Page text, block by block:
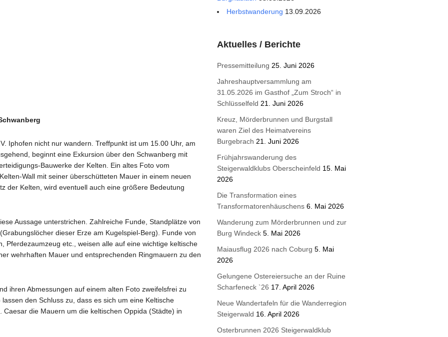
Iphofen nicht nur wandern. Treffpunkt ist um 15.00 Uhr, am
beginnt eine Exkursion über den Schwanberg mit
Bauwerke der Kelten. Ein altes Foto vom
Wall mit seiner überschütteten Mauer in einem neuen
der Kelten, wird eventuell auch eine größere Bedeutung
Aussage unterstrichen. Zahlreiche Funde, Standplätze von
dieser Erze am Kugelspiel-Berg). Funde von
Pferdezaumzeug etc., weisen alle auf eine wichtige keltische
wehrhaften Mauer und entsprechenden Ringmauern zu den
ihren Abmessungen auf einem alten Foto zweifelsfrei zu
den Schluss zu, dass es sich um eine Keltische
die Mauern um die keltischen Oppida (Städte) in
Herbstwanderung 13.09.2026
Aktuelles / Berichte
Pressemitteilung 25. Juni 2026
Jahreshauptversammlung am
31.05.2026 im Gasthof „Zum Stroch“ in
Schlüsselfeld 21. Juni 2026
Kreuz, Mörderbrunnen und Burgstall
waren Ziel des Heimatvereins
Burgebrach 21. Juni 2026
Frühjahrswanderung des
Steigerwaldklubs Oberscheinfeld 15. Mai
2026
Die Transformation eines
Transformatorenhäuschens 6. Mai 2026
Wanderung zum Mörderbrunnen und zur
Burg Windeck 5. Mai 2026
Maiausflug 2026 nach Coburg 5. Mai
2026
Gelungene Ostereiersuche an der Ruine
Scharfeneck `26 17. April 2026
Neue Wandertafeln für die Wanderregion
Steigerwald 16. April 2026
Osterbrunnen 2026 Steigerwaldklub